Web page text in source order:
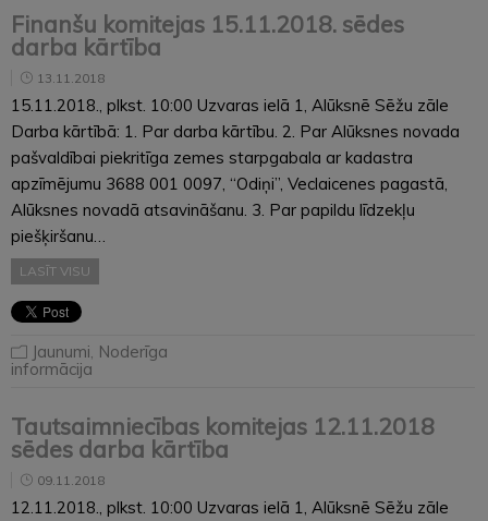
Finanšu komitejas 15.11.2018. sēdes
darba kārtība
13.11.2018
15.11.2018., plkst. 10:00 Uzvaras ielā 1, Alūksnē Sēžu zāle
Darba kārtībā: 1. Par darba kārtību. 2. Par Alūksnes novada
pašvaldībai piekritīga zemes starpgabala ar kadastra
apzīmējumu 3688 001 0097, “Odiņi”, Veclaicenes pagastā,
Alūksnes novadā atsavināšanu. 3. Par papildu līdzekļu
piešķiršanu…
LASĪT VISU
Jaunumi, Noderīga
informācija
Tautsaimniecības komitejas 12.11.2018
sēdes darba kārtība
09.11.2018
12.11.2018., plkst. 10:00 Uzvaras ielā 1, Alūksnē Sēžu zāle